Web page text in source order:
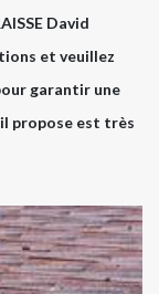
David
et veuillez
garantir une
propose est très